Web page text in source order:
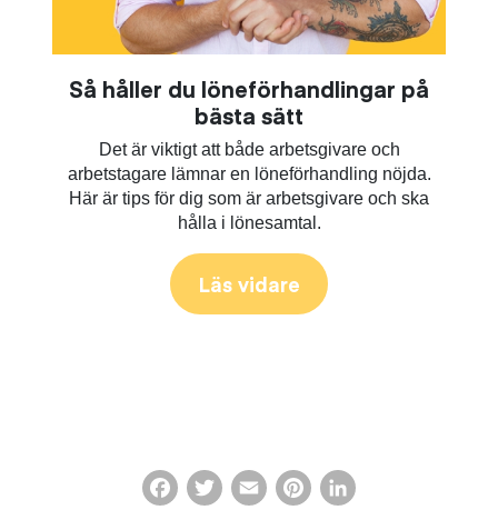
Så håller du löneförhandlingar på
bästa sätt
Det är viktigt att både arbetsgivare och
arbetstagare lämnar en löneförhandling nöjda.
Här är tips för dig som är arbetsgivare och ska
hålla i lönesamtal.
Läs vidare
Facebook
Twitter
EmailPinterest